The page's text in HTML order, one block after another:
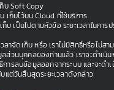
บ Soft Copy
เก็บไว้บน Cloud ที่ใช้บริการ
ก็บ เป็นไปตามหัวข้อ ระยะเวลาในกา
ลาจัดเก็บ หรือ เราไม่มีสิทธิ์หรือไม่สา
ส่วนบุคคลของท่านแล้ว เราจะดำเนิ
ารลบข้อมูลออกจากระบบ และจะดำเ
แต่วันสิ้นสุดระยะเวลาดังกล่าว